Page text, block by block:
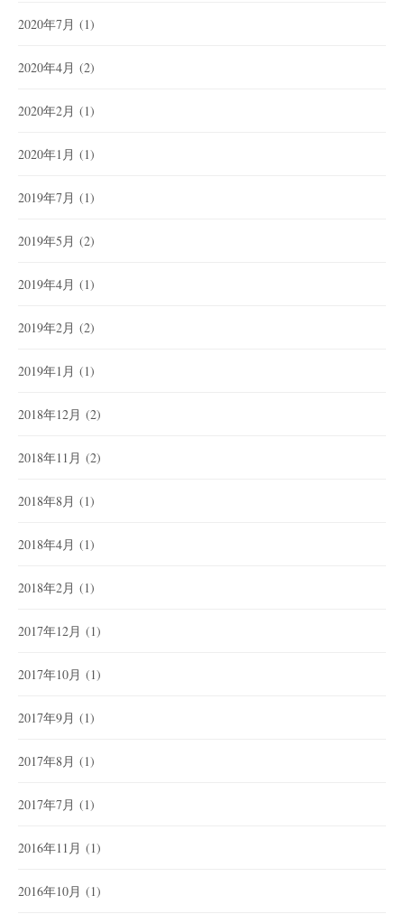
2020年7月 (1)
2020年4月 (2)
2020年2月 (1)
2020年1月 (1)
2019年7月 (1)
2019年5月 (2)
2019年4月 (1)
2019年2月 (2)
2019年1月 (1)
2018年12月 (2)
2018年11月 (2)
2018年8月 (1)
2018年4月 (1)
2018年2月 (1)
2017年12月 (1)
2017年10月 (1)
2017年9月 (1)
2017年8月 (1)
2017年7月 (1)
2016年11月 (1)
2016年10月 (1)